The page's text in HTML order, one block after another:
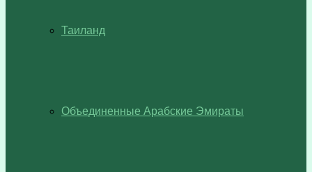
Таиланд
Объединенные Арабские Эмираты